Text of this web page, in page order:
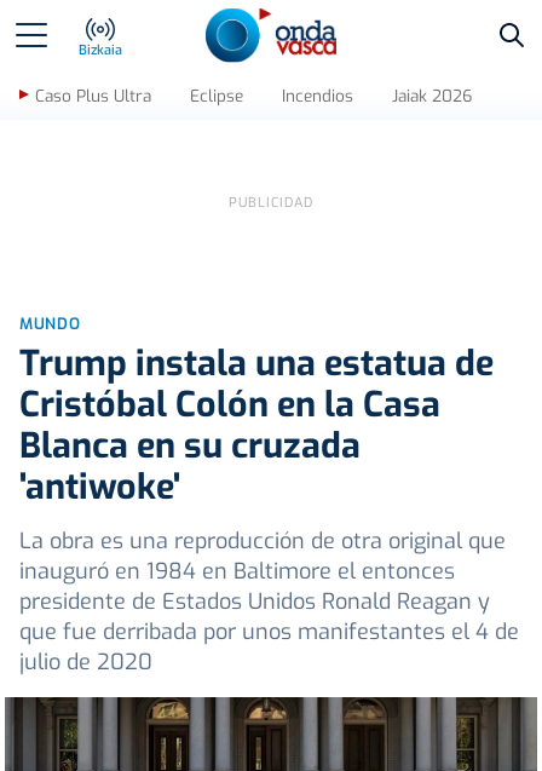
Bizkaia
Caso Plus Ultra Eclipse Incendios Jaiak 2026
MUNDO
Trump instala una estatua de
Cristóbal Colón en la Casa
Blanca en su cruzada
'antiwoke'
La obra es una reproducción de otra original que
inauguró en 1984 en Baltimore el entonces
presidente de Estados Unidos Ronald Reagan y
que fue derribada por unos manifestantes el 4 de
julio de 2020